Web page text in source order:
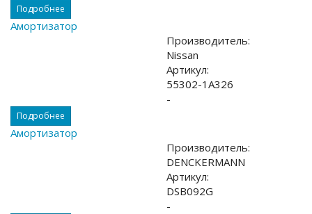
Подробнее
Амортизатор
Производитель:
Nissan
Артикул:
55302-1A326
-
Подробнее
Амортизатор
Производитель:
DENCKERMANN
Артикул:
DSB092G
-